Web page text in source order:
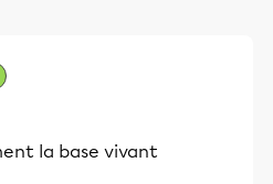
la base vivant